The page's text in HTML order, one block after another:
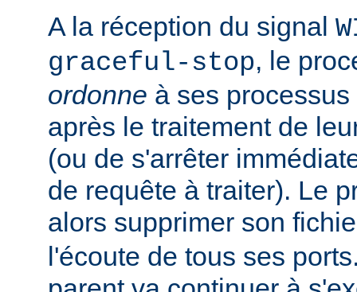
A la réception du signal
graceful-stop, le
ordonne à ses
après le traitement de
(ou de s'arrêter
de requête à traiter). Le
alors supprimer son
l'écoute de tous ses